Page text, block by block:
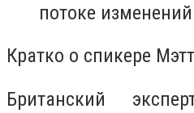
потоке
Кратко о спикере
Британский